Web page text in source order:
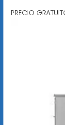
PRECIO